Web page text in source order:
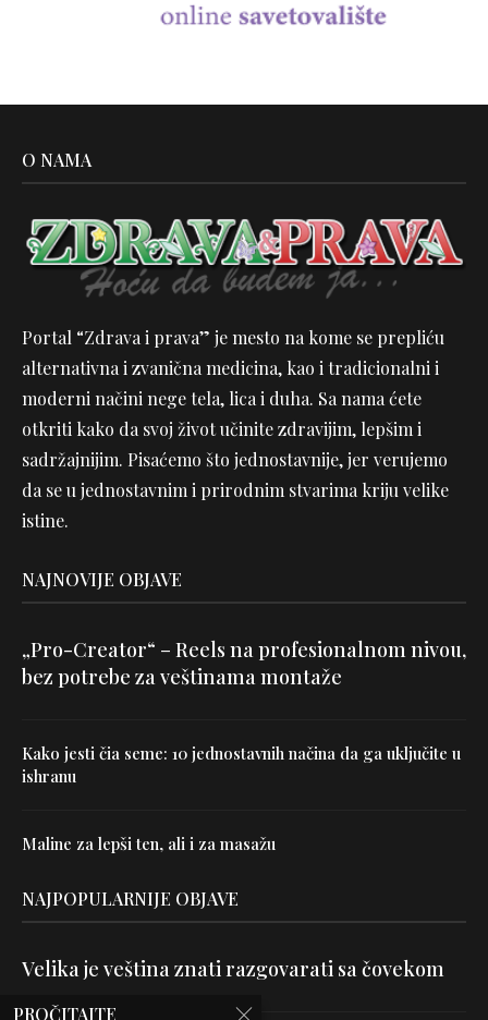
O NAMA
Portal “Zdrava i prava” je mesto na kome se prepliću
alternativna i zvanična medicina, kao i tradicionalni i
moderni načini nege tela, lica i duha. Sa nama ćete
otkriti kako da svoj život učinite zdravijim, lepšim i
sadržajnijim. Pisaćemo što jednostavnije, jer verujemo
da se u jednostavnim i prirodnim stvarima kriju velike
istine.
NAJNOVIJE OBJAVE
„Pro-Creator“ – Reels na profesionalnom nivou,
bez potrebe za veštinama montaže
Kako jesti čia seme: 10 jednostavnih načina da ga uključite u
ishranu
Maline za lepši ten, ali i za masažu
NAJPOPULARNIJE OBJAVE
Velika je veština znati razgovarati sa čovekom
PROČITAJTE